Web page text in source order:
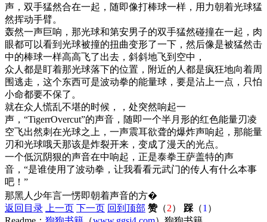
声，双手猛然合在一起，随即像打棒球一样，用力朝着光球猛
然挥动手臂。
轰然一声巨响，那光球和第安男子的双手猛然碰撞在一起，肉
眼都可以看到光球被撞的扭曲变形了一下，然后像是被猛然击
中的棒球一样高高飞了出去，斜斜地飞到空中，
众人都是盯着那光球落下的位置，附近的人都是疯狂地向着周
围逃走，这个东西可是波动拳的能量球，要是沾上一点，只怕
小命都要不保了。
就在众人慌乱不堪的时候，，处突然响起一
声，“TigerrOvercut”的声音，随即一个半月形的红色能量刃凌
空飞出然刺在光球之上，一声震耳欲聋的爆炸声响起，那能量
刃和光球哦天那该是炸裂开来，变成了漫天的光点。
一个低沉阴狠的声音在中响起，正是泰拳王萨盖特的声
音，“是谁使用了波动拳，让我看看元武门的传人有什么本事
吧！”
那黑人少年言一愣即朝着声音的方�
返回目录
上一页 下一页 回到顶部 赞（2） 踩 （1 ）